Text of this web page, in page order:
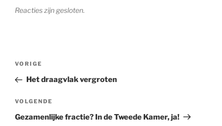
Reacties zijn gesloten.
Bericht
Vorig
bericht
VORIGE
Het draagvlak vergroten
Volgend
bericht
VOLGENDE
Gezamenlijke fractie? In de Tweede Kamer, ja!